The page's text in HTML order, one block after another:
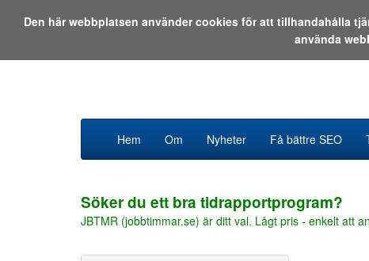
Hem Om Nyheter Få bättre SEO
Söker du ett bra tidrapportprogram?
JBTMR (jobbtimmar.se) är ditt val. Lågt pris - enkelt att
Den här webbplatsen använder cookies för att tillhandahålla
använda